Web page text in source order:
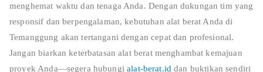
menghemat waktu dan tenaga Anda. Dengan dukungan tim yang
responsif dan berpengalaman, kebutuhan alat berat Anda di
Temanggung akan tertangani dengan cepat dan profesional.
Jangan biarkan keterbatasan alat berat menghambat kemajuan
proyek Anda—segera hubungialat-berat.id dan buktikan sendiri